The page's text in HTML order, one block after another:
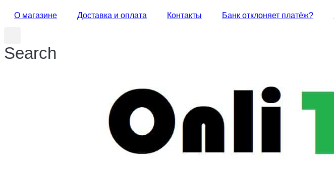
О магазине Доставка и оплата Контакты Банк отклоняет платёж?
Search